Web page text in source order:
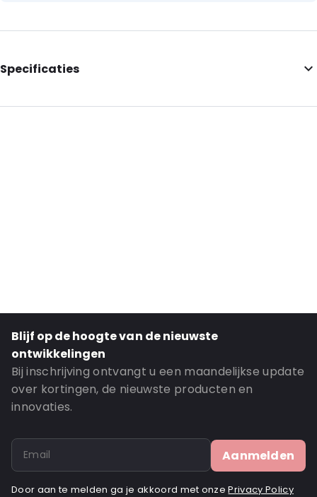
Specificaties
Internal Length: 120
Blijf op de hoogte van de nieuwste
ontwikkelingen
Bij inschrijving ontvangt u een maandelijkse update
over kortingen, de nieuwste producten en
innovaties.
Aanmelden
Door aan te melden ga je akkoord met onzePrivacy Policy